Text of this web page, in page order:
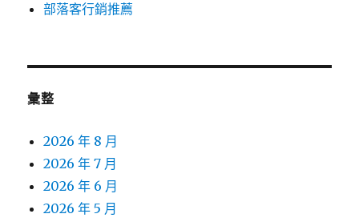
部落客行銷推薦
彙整
2026 年 8 月
2026 年 7 月
2026 年 6 月
2026 年 5 月